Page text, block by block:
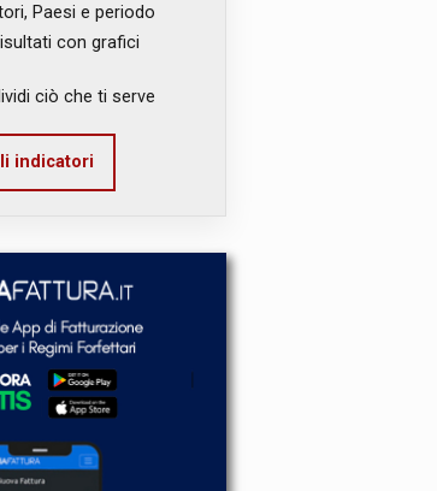
Paesi e periodo
con grafici
ciò che ti serve
indicatori